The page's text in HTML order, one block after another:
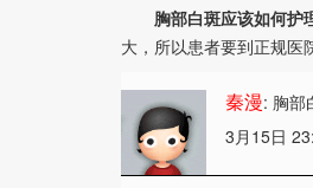
胸部白斑应该如何护
大，所以患者要到正规医
秦漫: 胸部
3月15日